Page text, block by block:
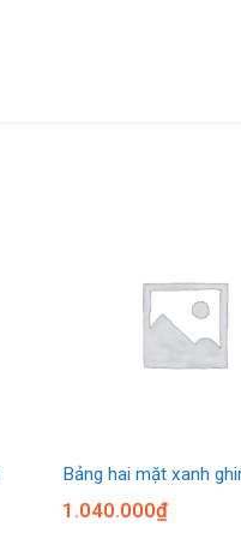
Bảng hai mặt xanh
1.040.000₫